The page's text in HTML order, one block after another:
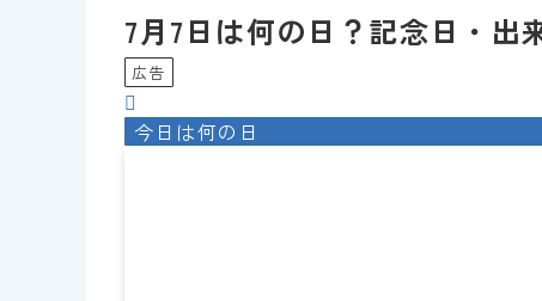
7月7日は何の日？記念日・出
広告
今日は何の日